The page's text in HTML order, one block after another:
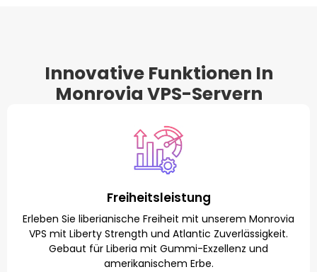
Innovative Funktionen In
Monrovia VPS-Servern
Freiheitsleistung
Erleben Sie liberianische Freiheit mit unserem Monrovia
VPS mit Liberty Strength und Atlantic Zuverlässigkeit.
Gebaut für Liberia mit Gummi-Exzellenz und
amerikanischem Erbe.